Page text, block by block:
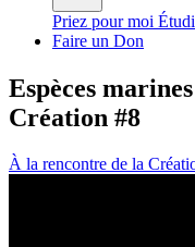
Priez pour moi
Faire un Don
Espèces
Création #8
À la rencontre de la